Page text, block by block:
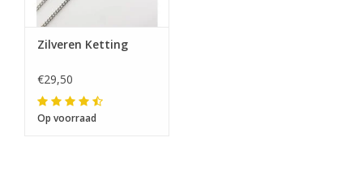
Zilveren Ketting
€29,50
Op voorraad